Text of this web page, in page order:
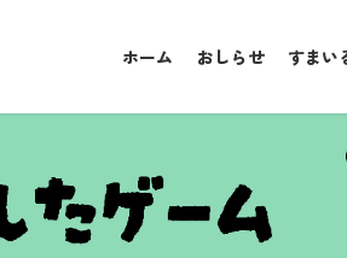
ホーム おしらせ すまい